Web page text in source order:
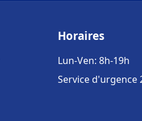
Horaires
Lun-Ven: 8h-19h
Service d'urgence